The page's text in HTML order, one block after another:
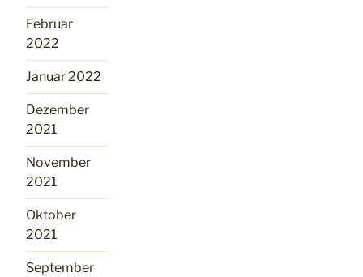
Februar
2022
Januar 2022
Dezember
2021
November
2021
Oktober
2021
September